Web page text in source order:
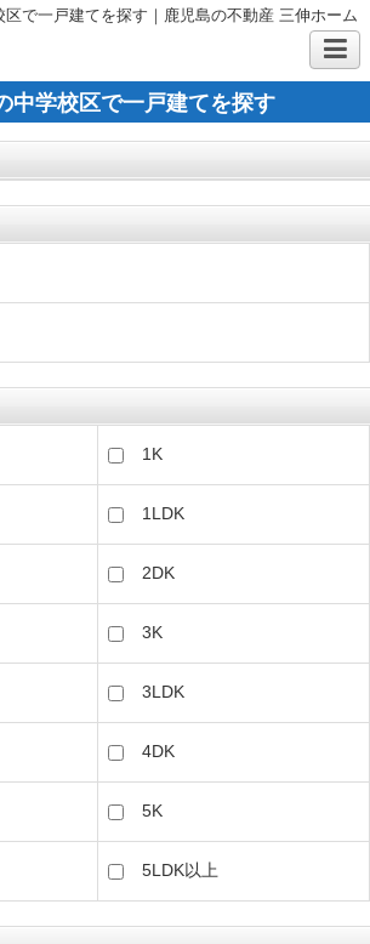
で一戸建てを探す｜鹿児島の不動産 三伸ホーム
中学校区で一戸建てを探す
1K
1LDK
2DK
3K
3LDK
4DK
5K
5LDK以上